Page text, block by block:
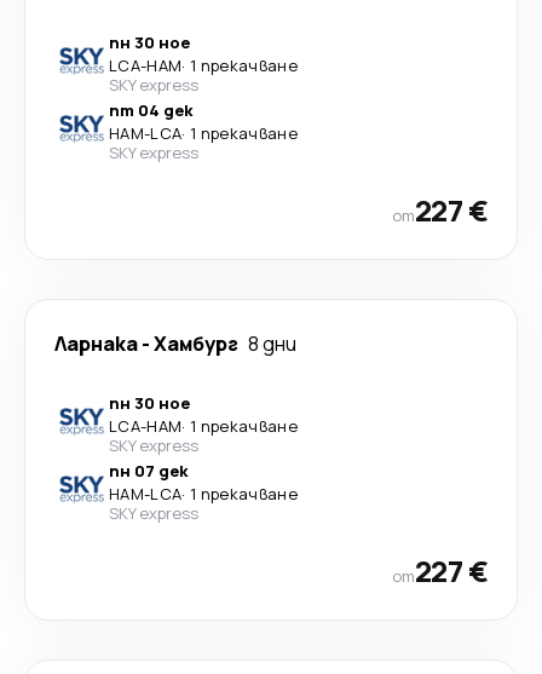
пн 30 ное
LCA-HAM· 1 прекачване
SKY express
пт 04 дек
HAM-LCA· 1 прекачване
SKY express
от227 €
Ларнака-Хамбург 8 дни
пн 30 ное
LCA-HAM· 1 прекачване
SKY express
пн 07 дек
HAM-LCA· 1 прекачване
SKY express
от227 €